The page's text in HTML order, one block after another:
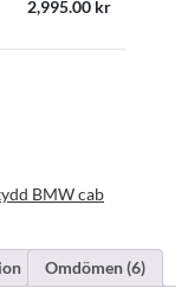
2,995.00 kr
BMW cab
Omdömen (6)